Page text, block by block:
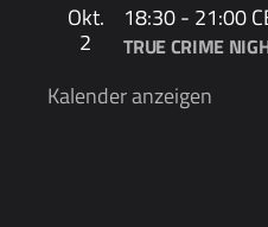
Okt.
2
18:30- 21:00
TRUE CRIME
Kalender anzeigen